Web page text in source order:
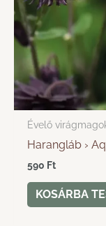
Évelő
Harangláb ›
590 Ft
KOSÁRBA